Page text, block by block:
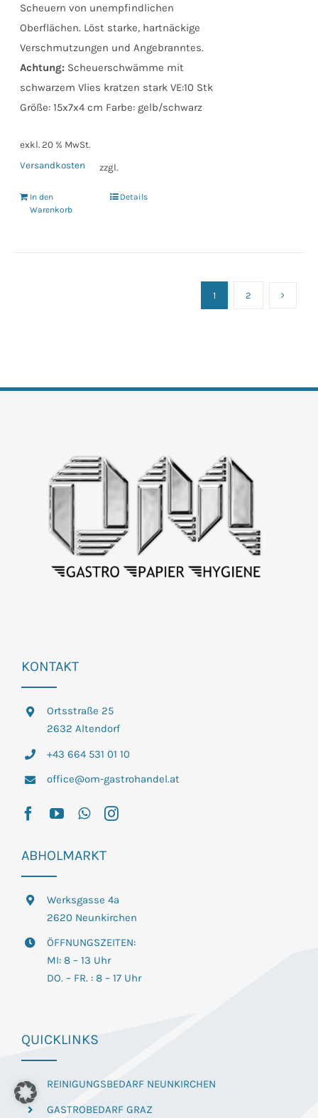
Scheuern von unempfindlichen
Oberflächen. Löst starke, hartnäckige
Verschmutzungen und Angebranntes.
Achtung: Scheuerschwämme mit
schwarzem Vlies kratzen stark VE:10 Stk
Größe: 15x7x4 cm Farbe: gelb/schwarz
exkl. 20 % MwSt.
zzgl.
Versandkosten
In den
Warenkorb
Details
1 2
KONTAKT
Ortsstraße 25
2632 Altendorf
+43 664 531 01 10
office@om-gastrohandel.at
ABHOLMARKT
Werksgasse 4a
2620 Neunkirchen
ÖFFNUNGSZEITEN:
MI: 8 – 13 Uhr
DO. – FR. : 8 – 17 Uhr
QUICKLINKS
REINIGUNGSBEDARF NEUNKIRCHEN
GASTROBEDARF GRAZ